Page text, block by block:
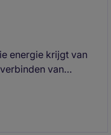
energie krijgt van
van
je de financiële
afdelingen en